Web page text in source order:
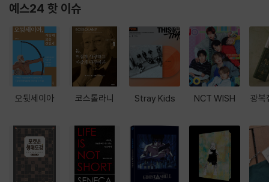
예스24 핫 이슈
오뒷세이아 코스톨라니 Stray Kids NCT WISH 광복